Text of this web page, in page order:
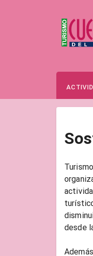
desde